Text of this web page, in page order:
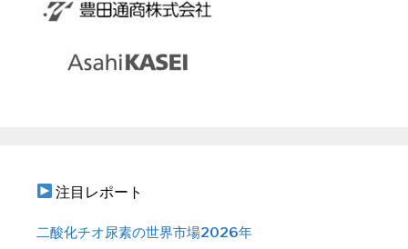
注目レポート
二酸化チオ尿素の世界市場2026年